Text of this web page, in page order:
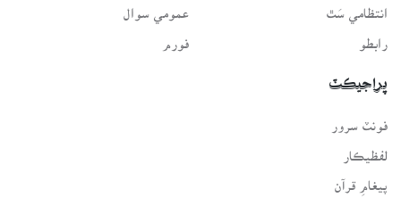
انتظامي سَٿ
رابطو
عمومي سوال
فورم
پراجيڪٽ
فونٽ سرور
لفظيڪار
پيغامِ قرآن